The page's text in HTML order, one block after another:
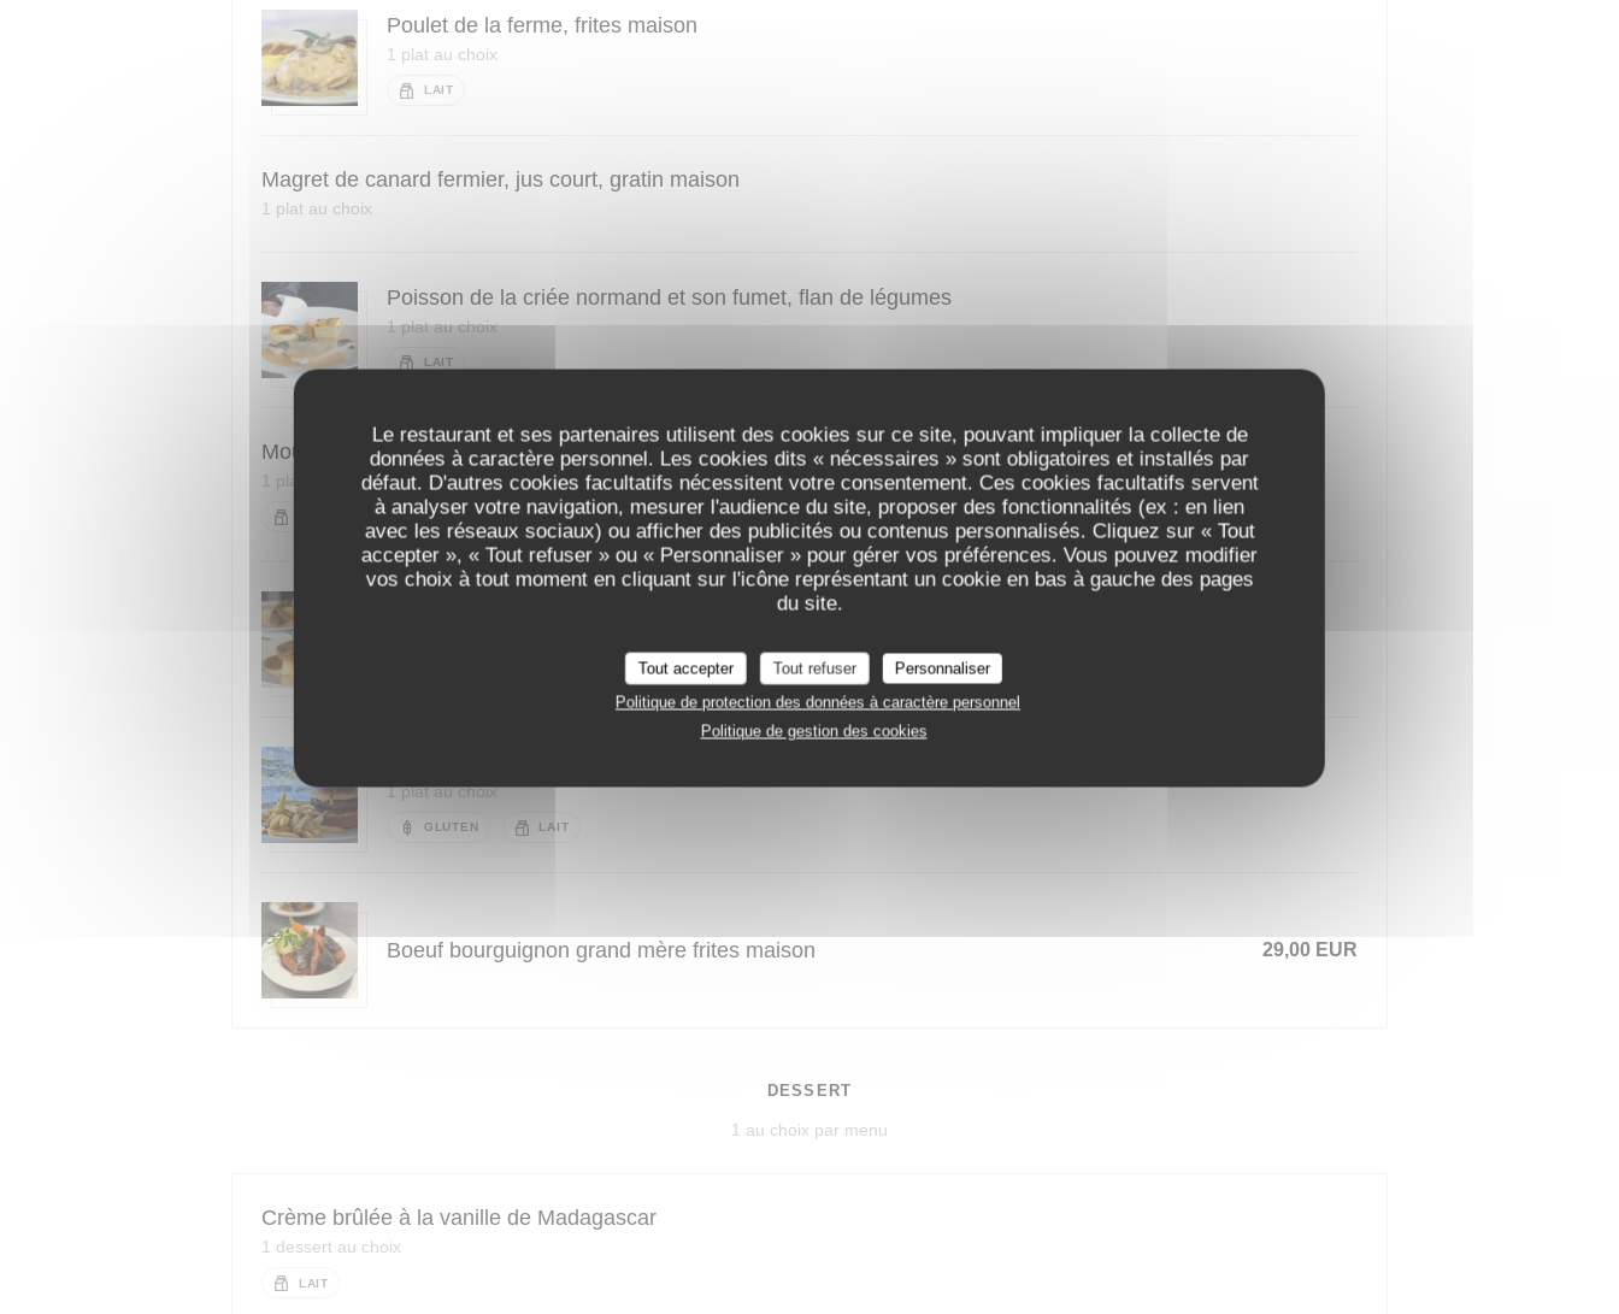
Le restaurant et ses partenaires utilisent des cookies sur ce site, pouvant impliquer la collecte de
données à caractère personnel. Les cookies dits « nécessaires » sont obligatoires et installés par
défaut. D'autres cookies facultatifs nécessitent votre consentement. Ces cookies facultatifs servent
à analyser votre navigation, mesurer l'audience du site, proposer des fonctionnalités (ex : en lien
avec les réseaux sociaux) ou afficher des publicités ou contenus personnalisés. Cliquez sur « Tout
accepter », « Tout refuser » ou « Personnaliser » pour gérer vos préférences. Vous pouvez modifier
vos choix à tout moment en cliquant sur l'icône représentant un cookie en bas à gauche des pages
du site.
Tout accepter Tout refuser
Personnaliser
Politique de protection des données à caractère personnel
Politique de gestion des cookies
Poulet de la ferme, frites maison
1 plat au choix
LAIT
Magret de canard fermier, jus court, gratin maison
1 plat au choix
Poisson de la criée normand et son fumet, flan de légumes
1 plat au choix
LAIT
Moules marinières décortiquées, frites maison
1 plat au choix
Bœuf Normand, sauce poivre ou roquefort, gratin maison
1 plat au choix
GLUTEN LAIT
Boeuf bourguignon grand mère frites maison 29,00 EUR
DESSERT
1 au choix par menu
Crème brûlée à la vanille de Madagascar
1 dessert au choix
LAIT